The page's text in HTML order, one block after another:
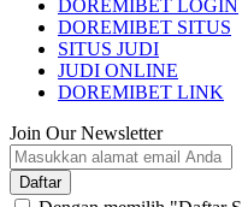
DOREMIBET LOGIN
DOREMIBET SITUS
SITUS JUDI
JUDI ONLINE
DOREMIBET LINK
Join Our Newsletter
Daftar